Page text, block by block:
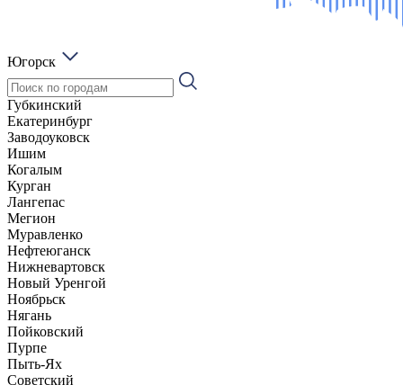
Югорск
Губкинский
Екатеринбург
Заводоуковск
Ишим
Когалым
Курган
Лангепас
Мегион
Муравленко
Нефтеюганск
Нижневартовск
Новый Уренгой
Ноябрьск
Нягань
Пойковский
Пурпе
Пыть-Ях
Советский